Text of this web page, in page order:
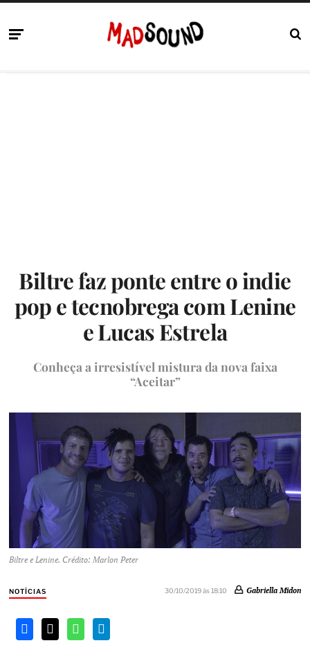
Biltre faz ponte entre o indie
pop e tecnobrega com Lenine
e Lucas Estrela
Conheça a irresistível mistura da nova faixa
“Aceitar”
Biltre e Lenine. Crédito: Marlon Peter
NOTÍCIAS 30/10/2019 às 18:10 Gabriella Midon